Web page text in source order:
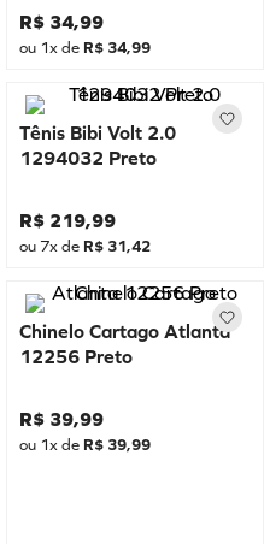
R$ 34,99
ou 1x de R$ 34,99
Tênis Bibi Volt 2.0
1294032 Preto
R$ 219,99
ou 7x de R$ 31,42
Chinelo Cartago Atlanta
12256 Preto
R$ 39,99
ou 1x de R$ 39,99